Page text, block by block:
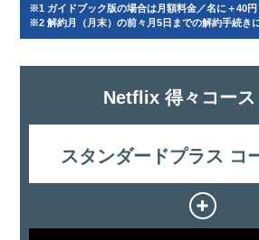
※1 ガイドブック版の場合は月額料金／名に＋40円
※2 解約月（月末）の前々月5日までの解約手続き
Netflix 得々コース
スタンダードプラス コ
+